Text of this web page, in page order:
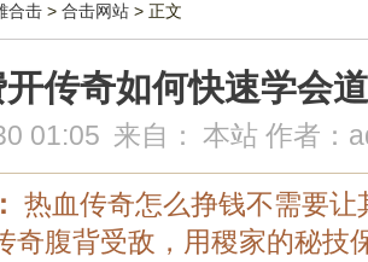
合击 > 合击网站 > 正文
传奇如何快速学会
01:05 来自： 本站 作者：
热血传奇怎么挣钱不需要让
奇腹背受敌，用稷家的秘技